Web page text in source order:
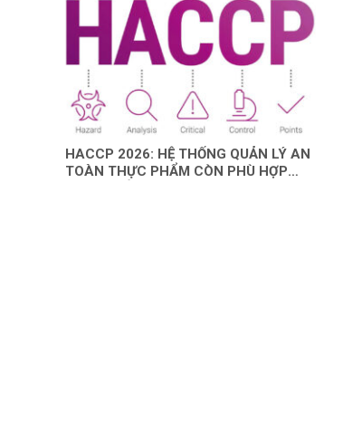
HACCP 2026: HỆ THỐNG QUẢN LÝ AN
TOÀN THỰC PHẨM CÒN PHÙ HỢP